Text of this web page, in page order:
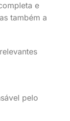
e
também a
pelo